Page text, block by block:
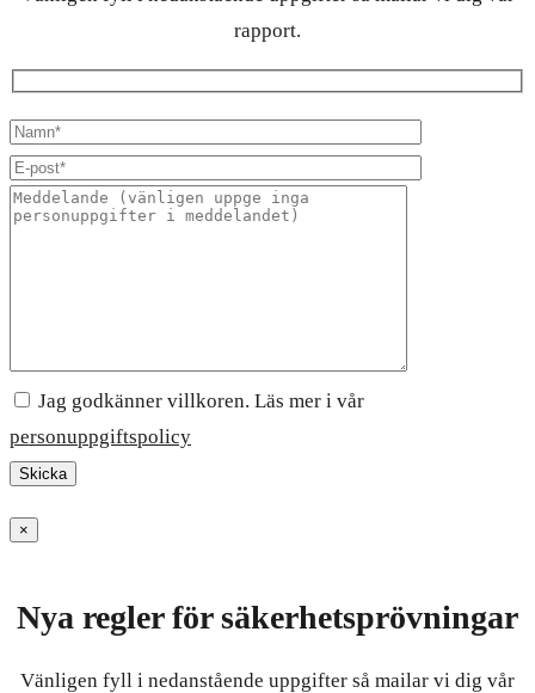
rapport.
Jag godkänner villkoren. Läs mer i vår
personuppgiftspolicy
×
Nya regler för säkerhetsprövningar
Vänligen fyll i nedanstående uppgifter så mailar vi dig vår